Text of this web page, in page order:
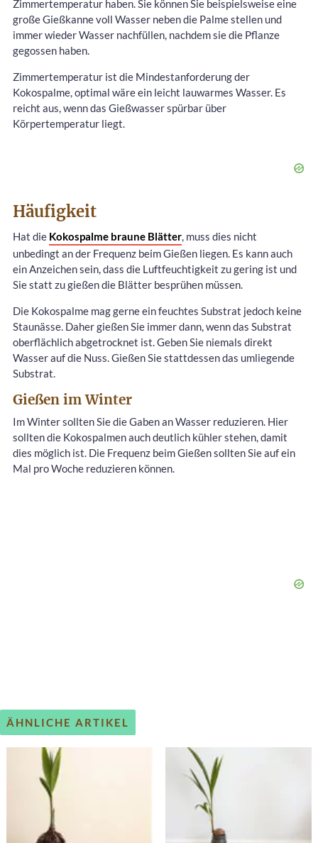
Zimmertemperatur haben. Sie können Sie beispielsweise eine
große Gießkanne voll Wasser neben die Palme stellen und
immer wieder Wasser nachfüllen, nachdem sie die Pflanze
gegossen haben.
Zimmertemperatur ist die Mindestanforderung der
Kokospalme, optimal wäre ein leicht lauwarmes Wasser. Es
reicht aus, wenn das Gießwasser spürbar über
Körpertemperatur liegt.
Häufigkeit
Hat die Kokospalme braune Blätter , muss dies nicht
unbedingt an der Frequenz beim Gießen liegen. Es kann auch
ein Anzeichen sein, dass die Luftfeuchtigkeit zu gering ist und
Sie statt zu gießen die Blätter besprühen müssen.
Die Kokospalme mag gerne ein feuchtes Substrat jedoch keine
Staunässe. Daher gießen Sie immer dann, wenn das Substrat
oberflächlich abgetrocknet ist. Geben Sie niemals direkt
Wasser auf die Nuss. Gießen Sie stattdessen das umliegende
Substrat.
Gießen im Winter
Im Winter sollten Sie die Gaben an Wasser reduzieren. Hier
sollten die Kokospalmen auch deutlich kühler stehen, damit
dies möglich ist. Die Frequenz beim Gießen sollten Sie auf ein
Mal pro Woche reduzieren können.
ÄHNLICHE ARTIKEL